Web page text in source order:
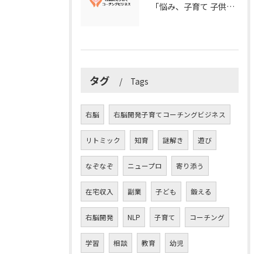
「悩み、子育て 子供の発達」を解決する右脳開発子育てコーチングビジネス業界の魅力とは？
タグ Tags
右脳 右脳開発子育てコーチングビジネス
リトミック 知育 謎解き 遊び
なぞなぞ ニュープロ 寄り添う
在宅収入 副業 子ども 鍛える
右脳開発 NLP 子育て コーチング
学習 相談 教育 幼児